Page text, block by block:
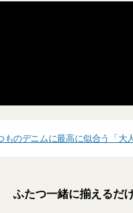
ものデニムに最高に似合う「大
ふたつ一緒に揃えるだけ